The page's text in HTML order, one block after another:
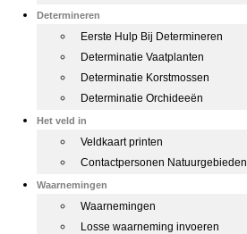
Determineren
Eerste Hulp Bij Determineren
Determinatie Vaatplanten
Determinatie Korstmossen
Determinatie Orchideeën
Het veld in
Veldkaart printen
Contactpersonen Natuurgebieden
Waarnemingen
Waarnemingen
Losse waarneming invoeren